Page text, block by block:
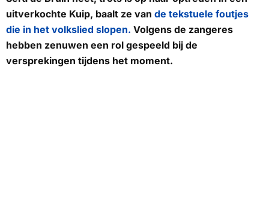
uitverkochte Kuip, baalt ze van de tekstuele foutjes
die in het volkslied slopen. Volgens de zangeres
hebben zenuwen een rol gespeeld bij de
versprekingen tijdens het moment.